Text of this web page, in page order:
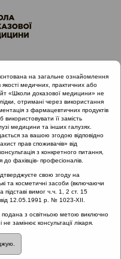
критерій
ЛОР-органів
хірургічне лікування
коли
на загальне ознайомлення
медичних, практичних або
«Школи доказової медицини» не
отримані через використання
з фармацевтичних продуктів
її замість
медицини та інших галузях.
за вашою згодою відповідно
прав споживачів» від
з конкретного питання,
до фахівців- професіоналів.
свою згоду на
та косметичні засоби (включаючи
підставі вимог ч.ч. 1, 2 ст. 15
від 12.05.1991 р. № 1023-XII.
подана з освітньою метою виключно
замінює консультації лікаря.